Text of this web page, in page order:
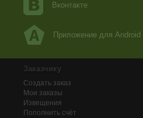
Вконтакте
Приложение для Android
Заказчику
Создать заказ
Мои заказы
Извещения
Пополнить счёт